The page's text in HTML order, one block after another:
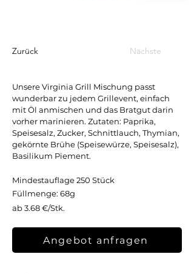
Zurück Nächste
Unsere Virginia Grill Mischung passt
wunderbar zu jedem Grillevent, einfach
mit Öl anmischen und das Bratgut darin
vorher marinieren. Zutaten: Paprika,
Speisesalz, Zucker, Schnittlauch, Thymian,
gekörnte Brühe (Speisewürze, Speisesalz),
Basilikum Piement.
Mindestauflage 250 Stück
Füllmenge: 68g
ab 3.68 €/Stk.
Angebot anfragen